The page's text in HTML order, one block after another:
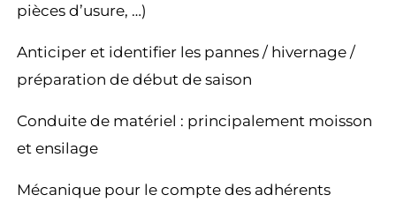
pièces d’usure, …)
Anticiper et identifier les pannes / hivernage /
préparation de début de saison
Conduite de matériel : principalement moisson
et ensilage
Mécanique pour le compte des adhérents